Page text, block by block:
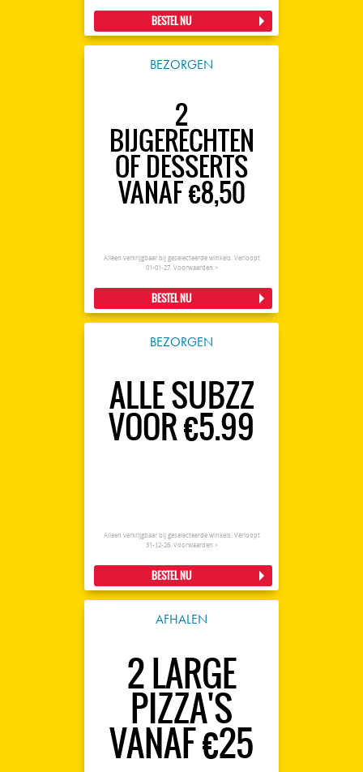
BESTEL NU
BEZORGEN
2
BIJGERECHTEN
OF DESSERTS
VANAF €8,50
Alleen verkrijgbaar bij geselecteerde winkels. Verloopt
01-01-27. Voorwaarden >
BESTEL NU
BEZORGEN
ALLE SUBZZ
VOOR €5.99
Alleen verkrijgbaar bij geselecteerde winkels. Verloopt
31-12-26. Voorwaarden >
BESTEL NU
AFHALEN
2 LARGE
PIZZA'S
VANAF €25